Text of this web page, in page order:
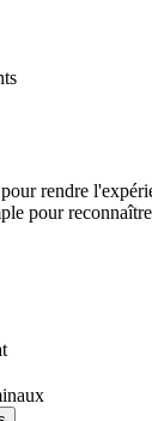
rendre
pour